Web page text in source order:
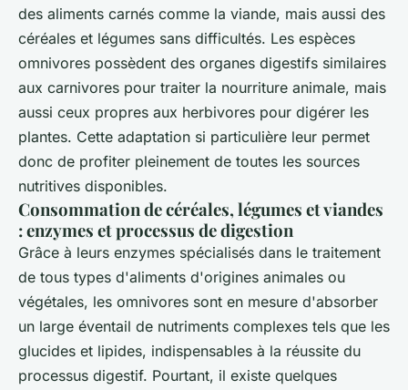
des aliments carnés comme la viande, mais aussi des
céréales et légumes sans difficultés. Les espèces
omnivores possèdent des organes digestifs similaires
aux carnivores pour traiter la nourriture animale, mais
aussi ceux propres aux herbivores pour digérer les
plantes. Cette adaptation si particulière leur permet
donc de profiter pleinement de toutes les sources
nutritives disponibles.
Consommation de céréales, légumes et viandes
: enzymes et processus de digestion
Grâce à leurs enzymes spécialisés dans le traitement
de tous types d'aliments d'origines animales ou
végétales, les omnivores sont en mesure d'absorber
un large éventail de nutriments complexes tels que les
glucides et lipides, indispensables à la réussite du
processus digestif. Pourtant, il existe quelques